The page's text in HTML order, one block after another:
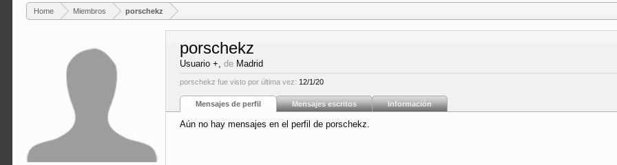
Home Miembros porschekz
porschekz
Usuario +,de Madrid
porschekz fue visto por última vez: 12/1/20
Mensajes de perfil Mensajes escritos Información
Aún no hay mensajes en el perfil de porschekz.